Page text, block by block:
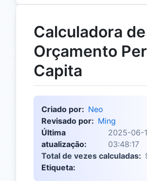
Calculadora de
Orçamento Per
Capita
Criado por: Neo
Revisado por: Ming
Última
atualização:
2025-06-
03:48:17
Total de vezes calculadas:
Etiqueta: